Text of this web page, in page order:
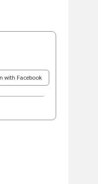
with Facebook